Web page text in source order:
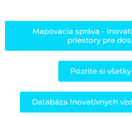
Mapovacia správa -
priestory pre
Pozrite si
Databáza Inovatívnych